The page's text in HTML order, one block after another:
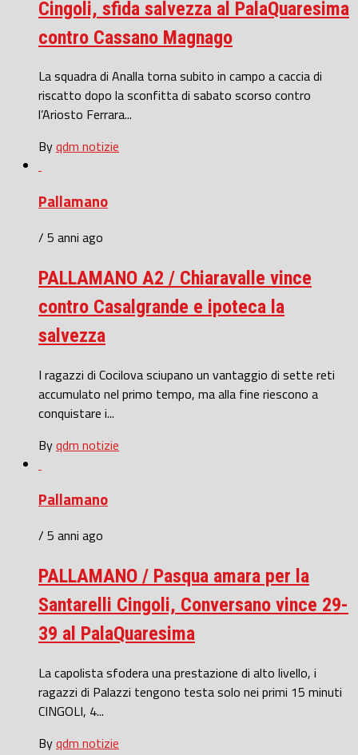
Cingoli, sfida salvezza al PalaQuaresima
contro Cassano Magnago
La squadra di Analla torna subito in campo a caccia di
riscatto dopo la sconfitta di sabato scorso contro
l’Ariosto Ferrara...
Byqdm notizie
Pallamano
/ 5 anni ago
PALLAMANO A2 / Chiaravalle vince
contro Casalgrande e ipoteca la
salvezza
I ragazzi di Cocilova sciupano un vantaggio di sette reti
accumulato nel primo tempo, ma alla fine riescono a
conquistare i...
Byqdm notizie
Pallamano
/ 5 anni ago
PALLAMANO / Pasqua amara per la
Santarelli Cingoli, Conversano vince 29-
39 al PalaQuaresima
La capolista sfodera una prestazione di alto livello, i
ragazzi di Palazzi tengono testa solo nei primi 15 minuti
CINGOLI, 4...
Byqdm notizie